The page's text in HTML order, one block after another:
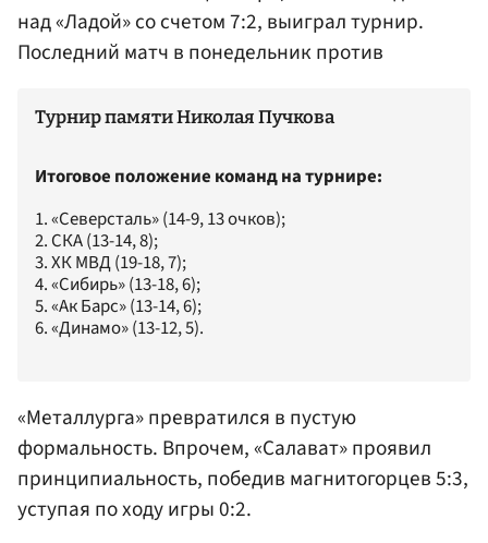
над «Ладой» со счетом 7:2, выиграл турнир.
Последний матч в понедельник против
Турнир памяти Николая Пучкова
Итоговое положение команд на турнире:
1. «Северсталь» (14-9, 13 очков);
2. СКА (13-14, 8);
3. ХК МВД (19-18, 7);
4. «Сибирь» (13-18, 6);
5. «Ак Барс» (13-14, 6);
6. «Динамо» (13-12, 5).
«Металлурга» превратился в пустую
формальность. Впрочем, «Салават» проявил
принципиальность, победив магнитогорцев 5:3,
уступая по ходу игры 0:2.